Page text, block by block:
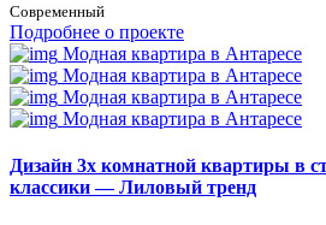
Современный
Подробнее о проекте
Модная квартира в Антаресе
Модная квартира в Антаресе
Модная квартира в Антаресе
Модная квартира в Антаресе
Дизайн 3х комнатной квартиры в
классики — Лиловый тренд